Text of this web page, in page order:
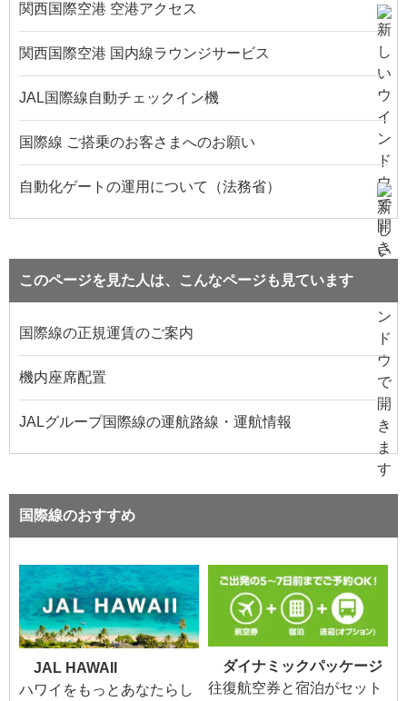
関西国際空港 空港アクセス
関西国際空港 国内線ラウンジサービス
JAL国際線自動チェックイン機
国際線 ご搭乗のお客さまへのお願い
自動化ゲートの運用について（法務省）
このページを見た人は、こんなページも見ています
国際線の正規運賃のご案内
機内座席配置
JALグループ国際線の運航路線・運航情報
国際線のおすすめ
JAL HAWAII
ハワイをもっとあなたらし
ダイナミックパッケージ
往復航空券と宿泊がセット